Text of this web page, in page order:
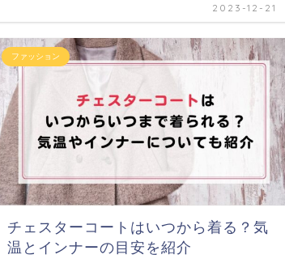
2023-12-21
ファッション
チェスターコートはいつから着る？気
温とインナーの目安を紹介